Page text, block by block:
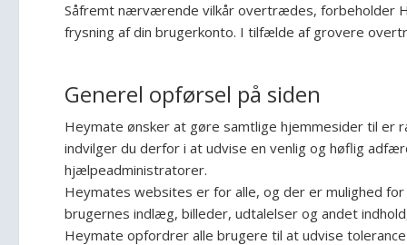
Såfremt nærværende vilkår overtrædes, forbeholder
frysning af din brugerkonto. I tilfælde af grovere
Generel opførsel på siden
Heymate ønsker at gøre samtlige hjemmesider til
indvilger du derfor i at udvise en venlig og høflig
hjælpeadministratorer.
Heymates websites er for alle, og der er mulighed
brugernes indlæg, billeder, udtalelser og andet
Heymate opfordrer alle brugere til at udvise